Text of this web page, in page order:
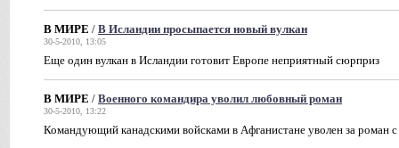
В МИРЕ / В Исландии просыпается новый вулкан
30-5-2010, 13:05
Еще один вулкан в Исландии готовит Европе неприятный сюрприз
В МИРЕ / Военного командира уволил любовный роман
30-5-2010, 13:22
Командующий канадскими войсками в Афганистане уволен за роман